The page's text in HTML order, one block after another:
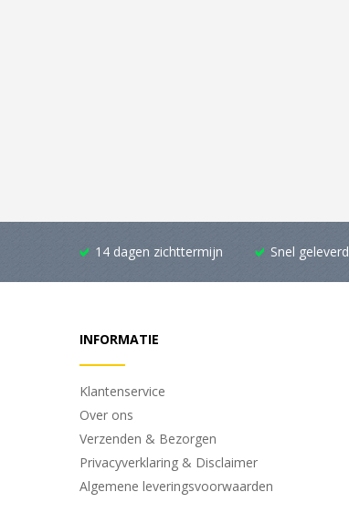
14 dagen zichttermijn Snel geleverd
INFORMATIE
Klantenservice
Over ons
Verzenden & Bezorgen
Privacyverklaring & Disclaimer
Algemene leveringsvoorwaarden